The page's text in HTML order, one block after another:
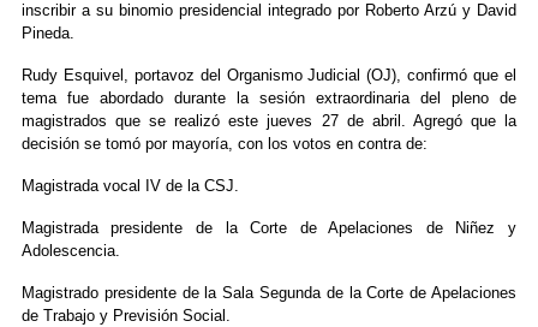
inscribir a su binomio presidencial integrado por Roberto Arzú y David
Pineda.
Rudy Esquivel, portavoz del Organismo Judicial (OJ), confirmó que el
tema fue abordado durante la sesión extraordinaria del pleno de
magistrados que se realizó este jueves 27 de abril. Agregó que la
decisión se tomó por mayoría, con los votos en contra de:
Magistrada vocal IV de la CSJ.
Magistrada presidente de la Corte de Apelaciones de Niñez y
Adolescencia.
Magistrado presidente de la Sala Segunda de la Corte de Apelaciones
de Trabajo y Previsión Social.